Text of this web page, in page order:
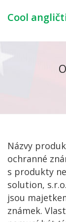
Cool
Názvy
ochranné
s produkty
solution,
jsou
známek.